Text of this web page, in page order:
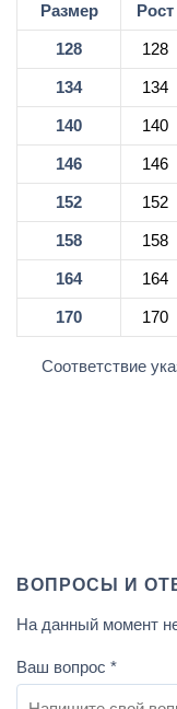
Размер Рост
128 128
134 134
140 140
146 146
152 152
158 158
164 164
170 170
Соответствие
ВОПРОСЫ И
На данный момент
Ваш вопрос *